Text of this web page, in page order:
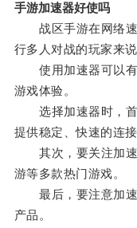
手游加速器好使吗
战区手游在网络速
行多人对战的玩家来说
使用加速器可以有
游戏体验。
选择加速器时，首
提供稳定、快速的连接
其次，要关注加速
游等多款热门游戏。
最后，要注意加速
产品。